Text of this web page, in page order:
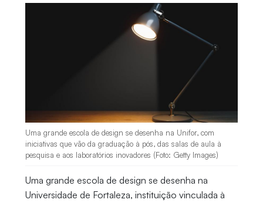
Uma grande escola de design se desenha na Unifor, com
iniciativas que vão da graduação à pós, das salas de aula à
pesquisa e aos laboratórios inovadores (Foto: Getty Images)
Uma grande escola de design se desenha na
Universidade de Fortaleza, instituição vinculada à